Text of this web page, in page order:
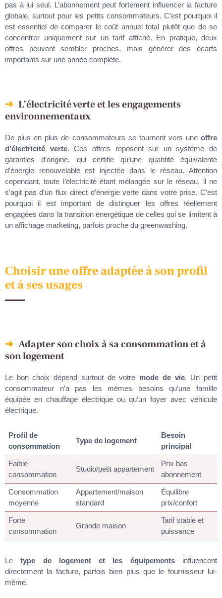
pas à lui seul. L’abonnement peut fortement influencer la facture
globale, surtout pour les petits consommateurs. C’est pourquoi il
est essentiel de comparer le coût annuel total plutôt que de se
concentrer uniquement sur un tarif affiché. En pratique, deux
offres peuvent sembler proches, mais générer des écarts
importants sur une année complète.
L’électricité verte et les engagements
environnementaux
De plus en plus de consommateurs se tournent vers une offre
d’électricité verte. Ces offres reposent sur un système de
garanties d’origine, qui certifie qu’une quantité équivalente
d’énergie renouvelable est injectée dans le réseau. Attention
cependant, toute l’électricité étant mélangée sur le réseau, il ne
s’agit pas d’un flux direct d’énergie verte dans votre prise. C’est
pourquoi il est important de distinguer les offres réellement
engagées dans la transition énergétique de celles qui se limitent à
un affichage marketing, parfois proche du greenwashing.
Choisir une offre adaptée à son profil
et à ses usages
Adapter son choix à sa consommation et à
son logement
Le bon choix dépend surtout de votre mode de vie. Un petit
consommateur n’a pas les mêmes besoins qu’une famille
équipée en chauffage électrique ou qu’un foyer avec véhicule
électrique.
Profil de
consommation
Type de logement
Besoin
principal
Faible
consommation
Studio/petit appartement
Prix bas
abonnement
Consommation
moyenne
Appartement/maison
standard
Équilibre
prix/confort
Forte
consommation
Grande maison
Tarif stable et
puissance
Le type de logement et les équipementsinfluencent
directement la facture, parfois bien plus que le fournisseur lui-
même.